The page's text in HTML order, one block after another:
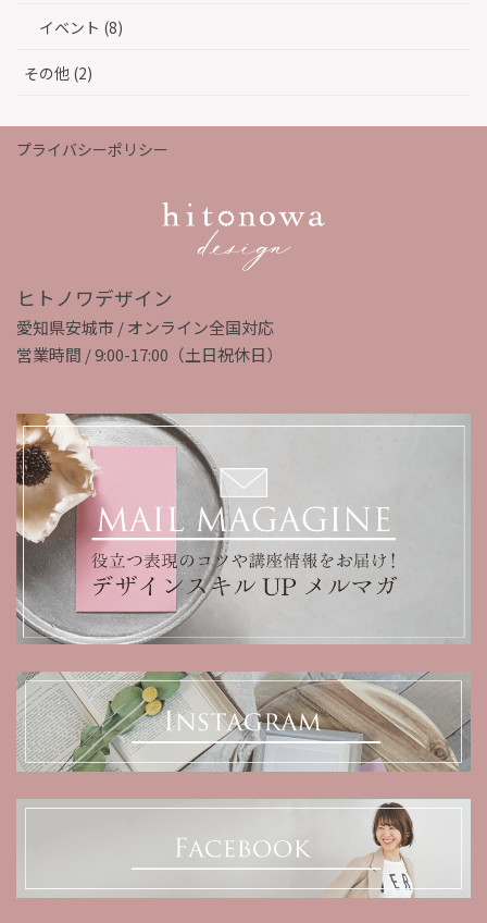
イベント (8)
その他 (2)
プライバシーポリシー
ヒトノワデザイン
愛知県安城市 / オンライン全国対応
営業時間 / 9:00-17:00（土日祝休日）